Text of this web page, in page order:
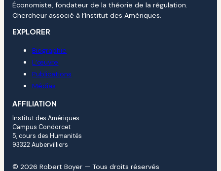
Économiste, fondateur de la théorie de la régulation.
Chercheur associé à l’Institut des Amériques.
EXPLORER
Biographie
L’œuvre
Publications
Médias
AFFILIATION
Institut des Amériques
Campus Condorcet
5, cours des Humanités
93322 Aubervilliers
© 2026 Robert Boyer — Tous droits réservés